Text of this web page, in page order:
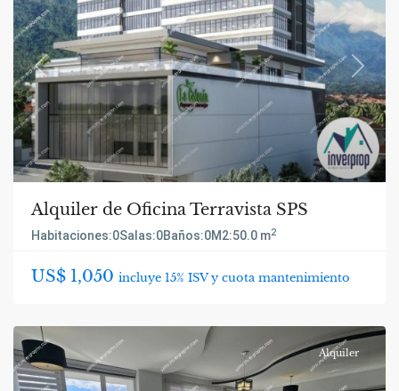
Previous Next
Alquiler de Oficina Terravista SPS
Habitaciones:0Salas:0Baños:0M2:50.0 m2
US$ 1,050 incluye 15% ISV y cuota mantenimiento
Alquiler